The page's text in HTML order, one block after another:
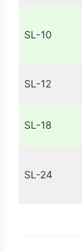
SL-10
SL-12
SL-18
SL-24